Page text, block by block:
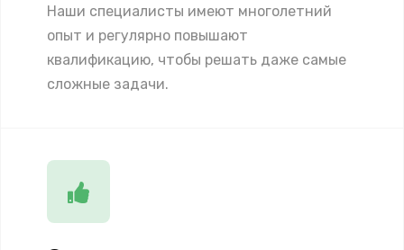
Наши специалисты имеют многолетний
опыт и регулярно повышают
квалификацию, чтобы решать даже самые
сложные задачи.